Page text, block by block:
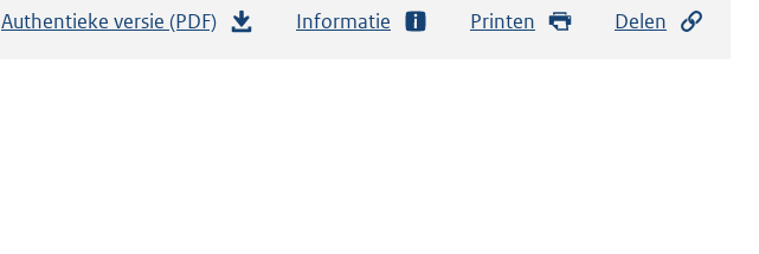
Authentieke versie (PDF) Informatie Printen Delen